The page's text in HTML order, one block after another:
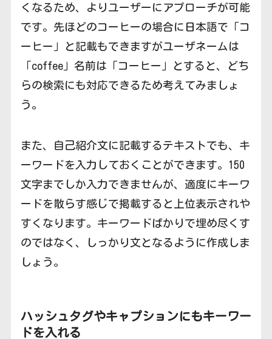
くなるため、よりユーザーにアプローチが可能
です。先ほどのコーヒーの場合に日本語で「コ
ーヒー」と記載もできますがユーザネームは
「coffee」名前は「コーヒー」とすると、どち
らの検索にも対応できるため考えてみましょ
う。
また、自己紹介文に記載するテキストでも、キ
ーワードを入力しておくことができます。150
文字までしか入力できませんが、適度にキーワ
ードを散らす感じで掲載すると上位表示されや
すくなります。キーワードばかりで埋め尽くす
のではなく、しっかり文となるように作成しま
しょう。
ハッシュタグやキャプションにもキーワー
ドを入れる